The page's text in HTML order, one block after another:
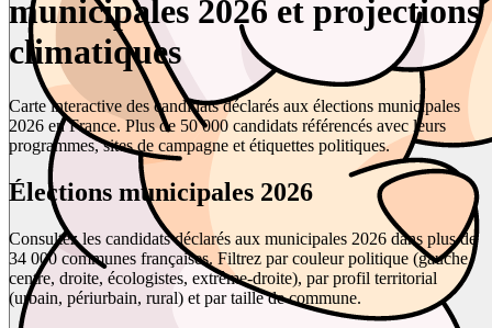
municipales 2026 et projections
climatiques
Carte interactive des candidats déclarés aux élections municipales
2026 en France. Plus de 50 000 candidats référencés avec leurs
programmes, sites de campagne et étiquettes politiques.
Élections municipales 2026
Consultez les candidats déclarés aux municipales 2026 dans plus de
34 000 communes françaises. Filtrez par couleur politique (gauche,
centre, droite, écologistes, extrême-droite), par profil territorial
(urbain, périurbain, rural) et par taille de commune.